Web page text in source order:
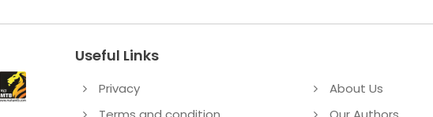
Useful Links
Privacy
About Us